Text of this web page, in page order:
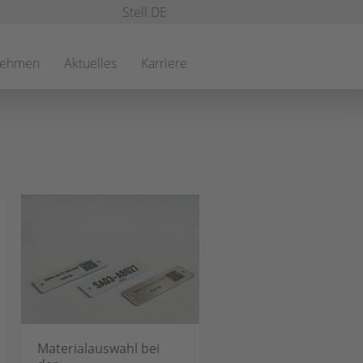
Aktuelles
Karriere
Stell DE
Materialauswahl bei